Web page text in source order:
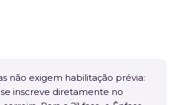
não exigem habilitação prévia:
inscreve diretamente no